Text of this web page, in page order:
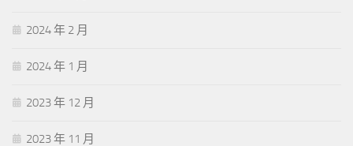
2024 年 2 月
2024 年 1 月
2023 年 12 月
2023 年 11 月